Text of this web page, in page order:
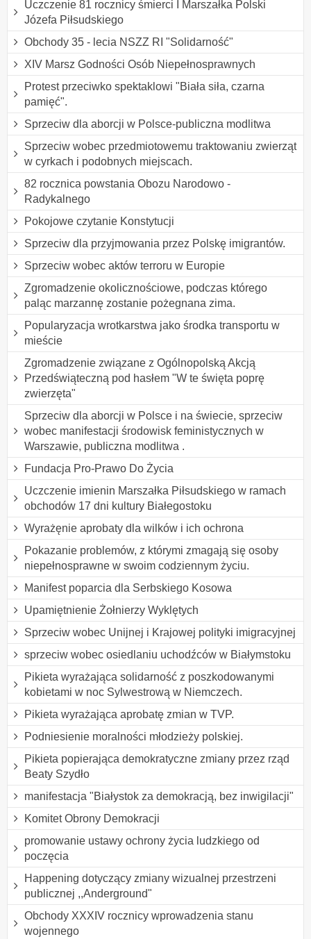
Uczczenie 81 rocznicy śmierci I Marszałka Polski
Józefa Piłsudskiego
Obchody 35 - lecia NSZZ RI "Solidarność"
XIV Marsz Godności Osób Niepełnosprawnych
Protest przeciwko spektaklowi "Biała siła, czarna
pamięć".
Sprzeciw dla aborcji w Polsce-publiczna modlitwa
Sprzeciw wobec przedmiotowemu traktowaniu zwierząt
w cyrkach i podobnych miejscach.
82 rocznica powstania Obozu Narodowo -
Radykalnego
Pokojowe czytanie Konstytucji
Sprzeciw dla przyjmowania przez Polskę imigrantów.
Sprzeciw wobec aktów terroru w Europie
Zgromadzenie okolicznościowe, podczas którego
paląc marzannę zostanie pożegnana zima.
Popularyzacja wrotkarstwa jako środka transportu w
mieście
Zgromadzenie związane z Ogólnopolską Akcją
Przedświąteczną pod hasłem "W te święta poprę
zwierzęta"
Sprzeciw dla aborcji w Polsce i na świecie, sprzeciw
wobec manifestacji środowisk feministycznych w
Warszawie, publiczna modlitwa .
Fundacja Pro-Prawo Do Życia
Uczczenie imienin Marszałka Piłsudskiego w ramach
obchodów 17 dni kultury Białegostoku
Wyrażęnie aprobaty dla wilków i ich ochrona
Pokazanie problemów, z którymi zmagają się osoby
niepełnosprawne w swoim codziennym życiu.
Manifest poparcia dla Serbskiego Kosowa
Upamiętnienie Żołnierzy Wyklętych
Sprzeciw wobec Unijnej i Krajowej polityki imigracyjnej
sprzeciw wobec osiedlaniu uchodźców w Białymstoku
Pikieta wyrażająca solidarność z poszkodowanymi
kobietami w noc Sylwestrową w Niemczech.
Pikieta wyrażająca aprobatę zmian w TVP.
Podniesienie moralności młodzieży polskiej.
Pikieta popierająca demokratyczne zmiany przez rząd
Beaty Szydło
manifestacja "Białystok za demokracją, bez inwigilacji"
Komitet Obrony Demokracji
promowanie ustawy ochrony życia ludzkiego od
poczęcia
Happening dotyczący zmiany wizualnej przestrzeni
publicznej ,,Anderground"
Obchody XXXIV rocznicy wprowadzenia stanu
wojennego